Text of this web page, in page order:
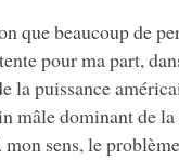
que beaucoup de
pour ma part,
la puissance
mâle dominant de
sens, le problème